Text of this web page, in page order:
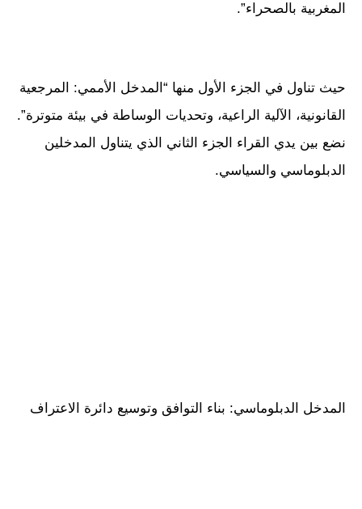
المغربية بالصحراء”.
حيث تناول في الجزء الأول منها “المدخل الأممي: المرجعية
القانونية، الآلية الراعية، وتحديات الوساطة في بيئة متوترة”.
نضع بين يدي القراء الجزء الثاني الذي يتناول المدخلين
الدبلوماسي والسياسي.
المدخل الدبلوماسي: بناء التوافق وتوسيع دائرة الاعتراف